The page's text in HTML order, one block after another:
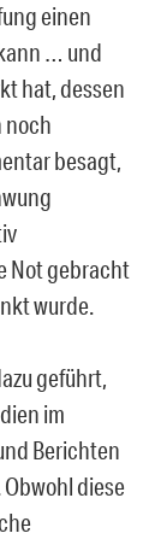
einen
… und
hat, dessen
noch
besagt,
Not gebracht
wurde.
geführt,
im
Berichten
diese